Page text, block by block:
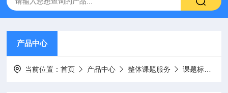
产品中心
当前位置：首页 产品中心 整体课题服务 课题标书设计项目申报